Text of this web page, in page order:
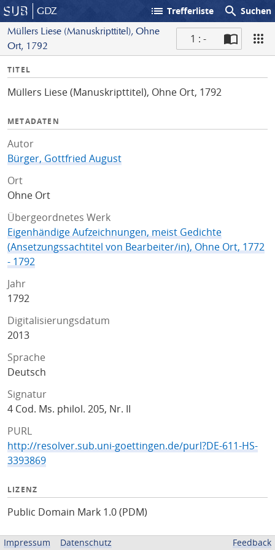
GDZ list Trefferliste search Suchen
Müllers Liese (Manuskripttitel), Ohne
Ort, 1792
1 : -
I
f
TITEL
Müllers Liese (Manuskripttitel), Ohne Ort, 1792
METADATEN
Autor
Bürger, Gottfried August
Ort
Ohne Ort
Übergeordnetes Werk
Eigenhändige Aufzeichnungen, meist Gedichte
(Ansetzungssachtitel von Bearbeiter/in), Ohne Ort, 1772
- 1792
Jahr
1792
Digitalisierungsdatum
2013
Sprache
Deutsch
Signatur
4 Cod. Ms. philol. 205, Nr. II
PURL
http://resolver.sub.uni-goettingen.de/purl?DE-611-HS-
3393869
LIZENZ
Public Domain Mark 1.0 (PDM)
ZUGEHÖRIGE QUELLEN
Impressum Datenschutz Feedback